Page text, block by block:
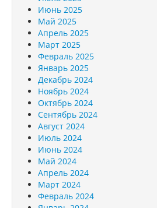
Июнь 2025
Май 2025
Апрель 2025
Март 2025
Февраль 2025
Январь 2025
Декабрь 2024
Ноябрь 2024
Октябрь 2024
Сентябрь 2024
Август 2024
Июль 2024
Июнь 2024
Май 2024
Апрель 2024
Март 2024
Февраль 2024